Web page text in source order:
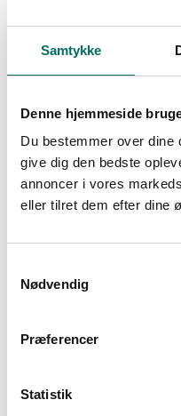
Samtykke
Denne hjemmeside
Du bestemmer over dine
give dig den bedste
annoncer i vores
eller tilret dem efter dine
Nødvendig
Præferencer
Statistik
Fra1.230,00 DKK